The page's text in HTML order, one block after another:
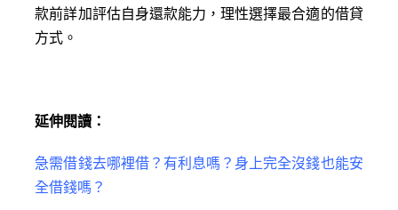
款前詳加評估自身還款能力，理性選擇最合適的借貸
方式。
延伸閱讀：
急需借錢去哪裡借？有利息嗎？身上完全沒錢也能安
全借錢嗎？